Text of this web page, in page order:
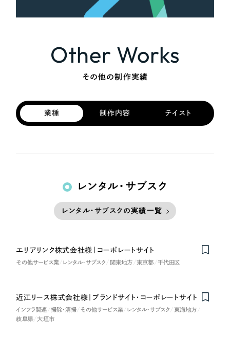
Other Works
その他の制作実績
業種 制作内容 テイスト
レンタル・サブスク
レンタル・サブスクの実績一覧
エリアリンク株式会社様｜コーポレートサイト
その他サービス業 レンタル・サブスク 関東地方 東京都 千代田区
Nominee
近江リース株式会社様｜ブランドサイト・コーポレートサイト
インフラ関連 掃除・清掃 その他サービス業 レンタル・サブスク
東海地方
岐阜県
大垣市